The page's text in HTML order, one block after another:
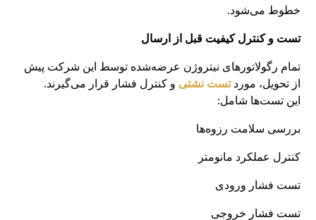
خطوط می‌شود.
تست و کنترل کیفیت قبل از ارسال
تمام رگولاتورهای نیتروژن عرضه‌شده توسط این شرکت پیش
از تحویل، موردتست نشتی و کنترل فشار قرار می‌گیرند.
این تست‌ها شامل:
بررسی سلامت رزوه‌ها
کنترل عملکرد مانومتر
تست فشار ورودی
تست فشار خروجی